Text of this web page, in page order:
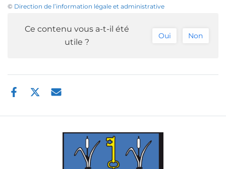
© Direction de l’information légale et administrative
Ce contenu vous a-t-il été
utile ?
Oui Non